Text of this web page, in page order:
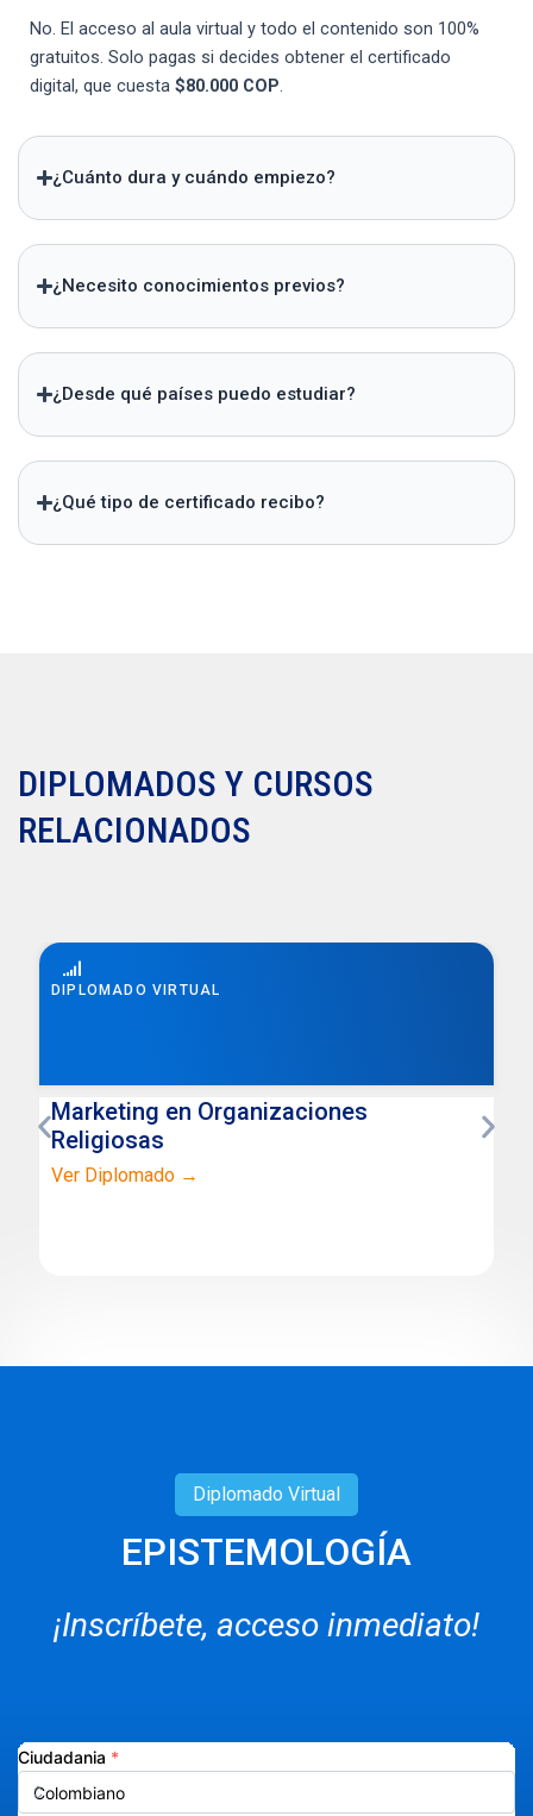
No. El acceso al aula virtual y todo el contenido son 100%
gratuitos. Solo pagas si decides obtener el certificado
digital, que cuesta $80.000 COP.
¿Cuánto dura y cuándo empiezo?
¿Necesito conocimientos previos?
¿Desde qué países puedo estudiar?
¿Qué tipo de certificado recibo?
DIPLOMADOS Y CURSOS
RELACIONADOS
DIPLOMADO VIRTUAL
Marketing en Organizaciones
Religiosas
Ver Diplomado →
Diplomado Virtual
EPISTEMOLOGÍA
¡Inscríbete, acceso inmediato!